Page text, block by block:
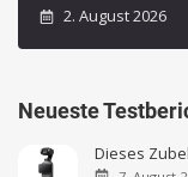
2. August 2026
Neueste
Dieses